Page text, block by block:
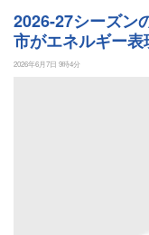
2026-27シーズン
市がエネルギー表
2026年6月7日 9時4分